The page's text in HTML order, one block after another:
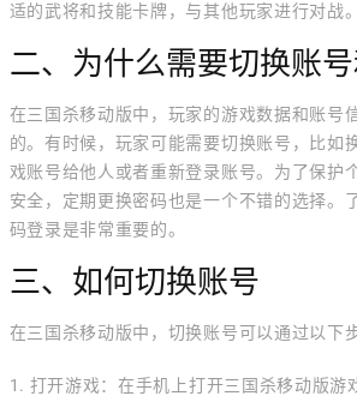
适的武将和技能卡牌，与其他玩家进行对战。
二、为什么需要切换账
在三国杀移动版中，玩家的游戏数据和账号
的。有时候，玩家可能需要切换账号，比如
戏账号给他人或者重新登录账号。为了保护
安全，定期更换密码也是一个不错的选择。
码登录是非常重要的。
三、如何切换账号
在三国杀移动版中，切换账号可以通过以下
1. 打开游戏：在手机上打开三国杀移动版游